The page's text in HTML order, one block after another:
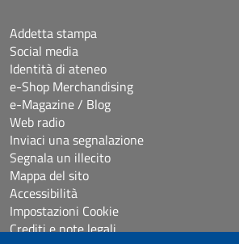
Addetta stampa
Social media
Identità di ateneo
e-Shop Merchandising
e-Magazine / Blog
Web radio
Inviaci una segnalazione
Segnala un illecito
Mappa del sito
Accessibilità
Impostazioni Cookie
Crediti e note legali